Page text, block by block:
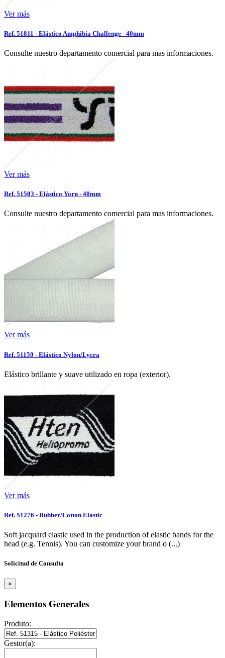
Ver más
Ref. 51811 - Elástico Amphibia Challenge - 40mm
Consulte nuestro departamento comercial para mas informaciones.
Ver más
Ref. 51503 - Elástico Yorn - 40mm
Consulte nuestro departamento comercial para mas informaciones.
Ver más
Ref. 51159 - Elástico Nylon/Lycra
Elástico brillante y suave utilizado en ropa (exterior).
Ver más
Ref. 51276 - Rubber/Cotton Elastic
Soft jacquard elastic used in the production of elastic bands for the
head (e.g. Tennis). You can customize your brand o (...)
Solicitud de Consulta
×
Elementos Generales
Produto:
Gestor(a):